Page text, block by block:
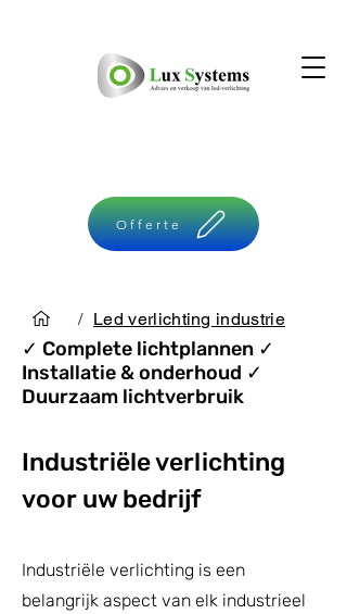
Offerte
/ Led verlichting industrie
✓ Complete lichtplannen ✓
Installatie & onderhoud ✓
Duurzaam lichtverbruik
Industriële verlichting
voor uw bedrijf
Industriële verlichting is een
belangrijk aspect van elk industrieel